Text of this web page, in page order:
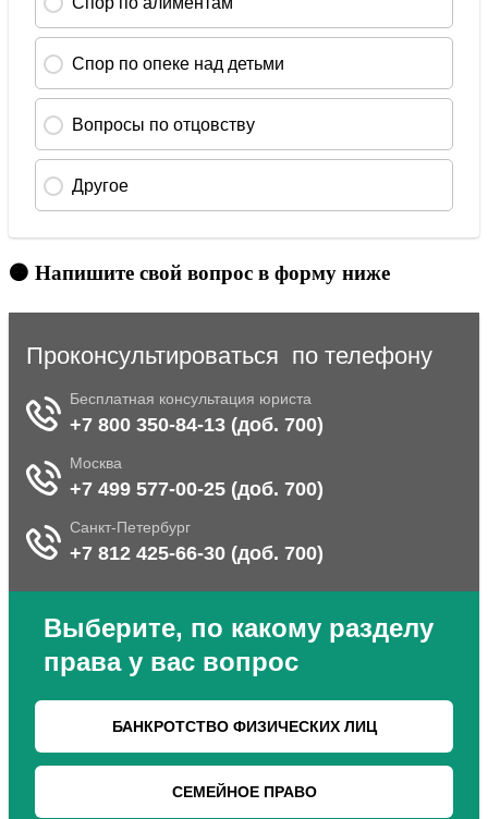
🟠 Напишите свой вопрос в форму ниже